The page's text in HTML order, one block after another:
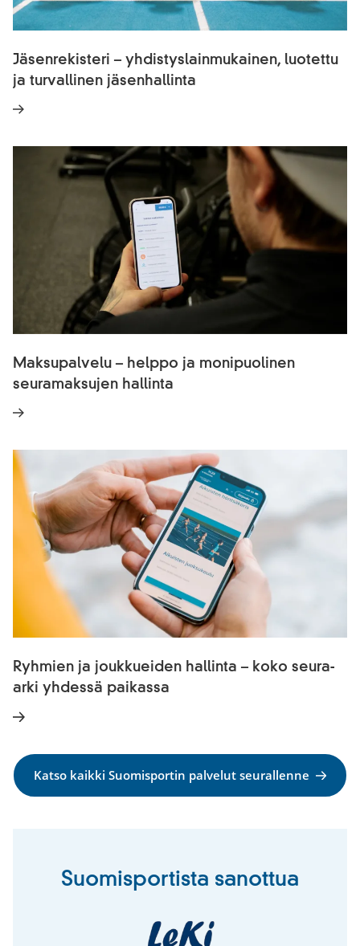
Jäsenrekisteri – yhdistyslainmukainen, luotettu
ja turvallinen jäsenhallinta
Maksupalvelu – helppo ja monipuolinen
seuramaksujen hallinta
Ryhmien ja joukkueiden hallinta – koko seura-
arki yhdessä paikassa
Katso kaikki Suomisportin palvelut seurallenne
Suomisportista sanottua